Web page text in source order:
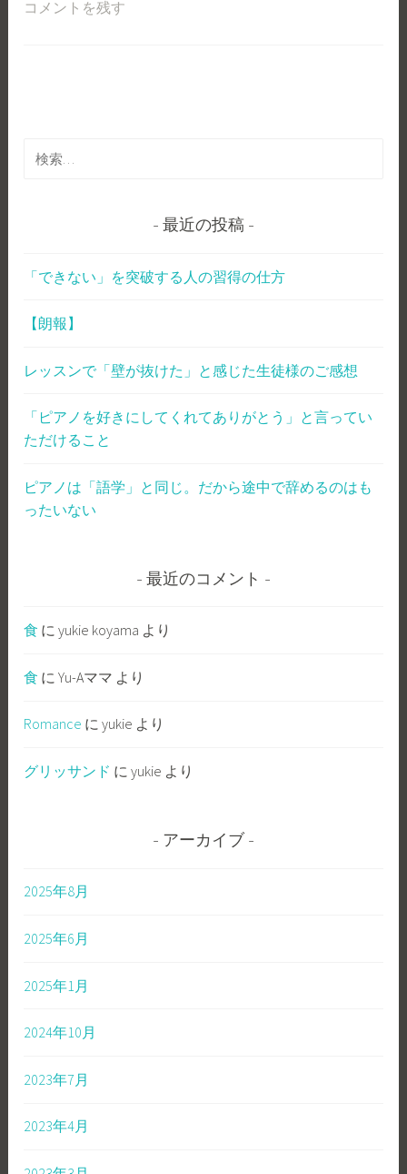
コメントを残す
検
索
最近の投稿
「できない」を突破する人の習得の仕方
【朗報】
レッスンで「壁が抜けた」と感じた生徒様のご感想
「ピアノを好きにしてくれてありがとう」と言ってい
ただけること
ピアノは「語学」と同じ。だから途中で辞めるのはも
ったいない
最近のコメント
食 にyukie koyama より
食 にYu-Aママ より
Romance にyukie より
グリッサンド にyukie より
アーカイブ
2025年8月
2025年6月
2025年1月
2024年10月
2023年7月
2023年4月